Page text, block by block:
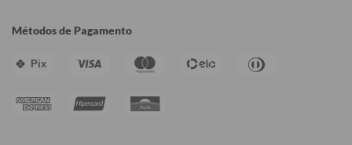
Métodos de Pagamento
Pix